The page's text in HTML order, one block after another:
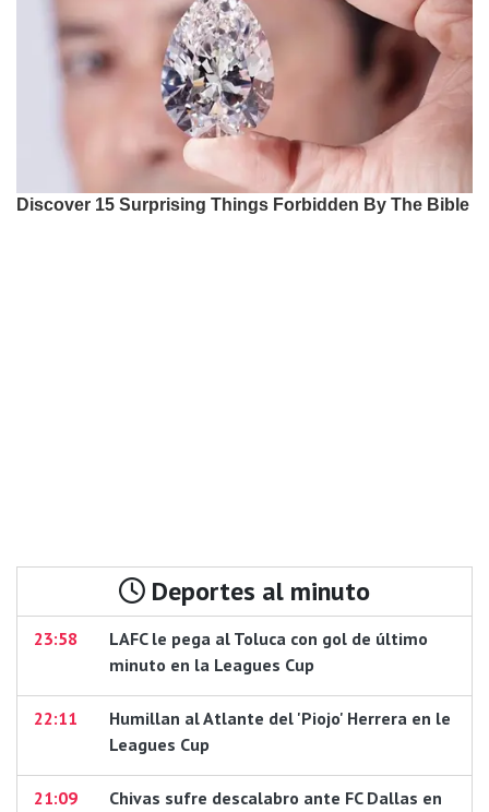
Deportes al minuto
23:58
LAFC le pega al Toluca con gol de último
minuto en la Leagues Cup
22:11
Humillan al Atlante del 'Piojo' Herrera en le
Leagues Cup
21:09 Chivas sufre descalabro ante FC Dallas en